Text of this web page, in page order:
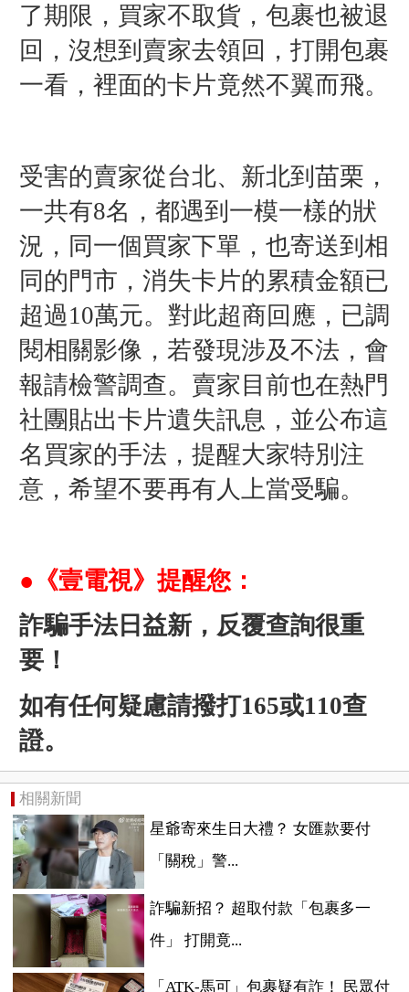
了期限，買家不取貨，包裹也被退
回，沒想到賣家去領回，打開包裹
一看，裡面的卡片竟然不翼而飛。
受害的賣家從台北、新北到苗栗，
一共有8名，都遇到一模一樣的狀
況，同一個買家下單，也寄送到相
同的門市，消失卡片的累積金額已
超過10萬元。對此超商回應，已調
閱相關影像，若發現涉及不法，會
報請檢警調查。賣家目前也在熱門
社團貼出卡片遺失訊息，並公布這
名買家的手法，提醒大家特別注
意，希望不要再有人上當受騙。
●《壹電視》提醒您：
詐騙手法日益新，反覆查詢很重
要！
如有任何疑慮請撥打165或110查
證。
相關新聞
星爺寄來生日大禮？ 女匯款要付
「關稅」警...
詐騙新招？ 超取付款「包裹多一
件」 打開竟...
「ATK-馬可」包裹疑有詐！ 民眾付